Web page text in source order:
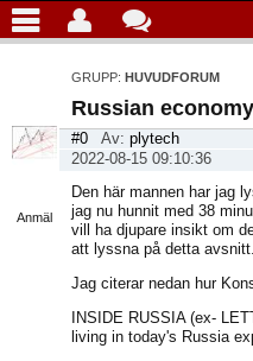
GRUPP: HUVUDFORUM
Anmäl
#0 Av: plytech
2022-08-15 09:10:36
Den här mannen har jag
jag nu hunnit med 38
vill ha djupare insikt om
att lyssna på detta avsnitt.
Jag citerar nedan hur
INSIDE RUSSIA (ex-
living in today's Russia